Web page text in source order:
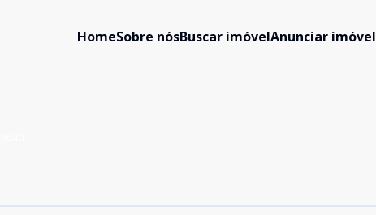
HomeSobre nósBuscar imóvelAnunciar imóvel